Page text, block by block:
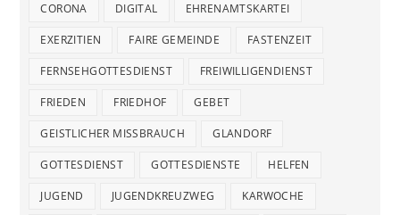
CORONA DIGITAL EHRENAMTSKARTEI
EXERZITIEN FAIRE GEMEINDE FASTENZEIT
FERNSEHGOTTESDIENST FREIWILLIGENDIENST
FRIEDEN FRIEDHOF GEBET
GEISTLICHER MISSBRAUCH GLANDORF
GOTTESDIENST GOTTESDIENSTE HELFEN
JUGEND JUGENDKREUZWEG KARWOCHE